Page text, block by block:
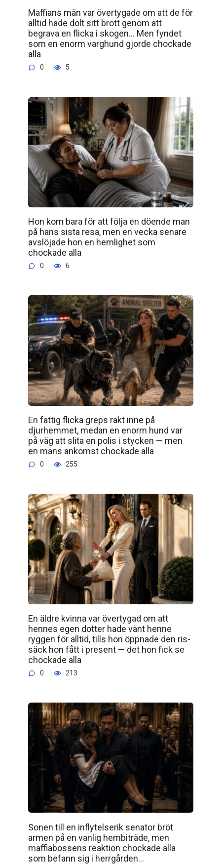
Maffians män var övertygade om att de för
alltid hade dolt sitt brott genom att
begrava en flicka i skogen… Men fyndet
som en enorm varghund gjorde chockade
alla
0 5
Hon kom bara för att följa en döende man
på hans sista resa, men en vecka senare
avslöjade hon en hemlighet som
chockade alla
0 6
En fattig flicka greps rakt inne på
djurhemmet, medan en enorm hund var
på väg att slita en polis i stycken — men
en mans ankomst chockade alla
0 255
En äldre kvinna var övertygad om att
hennes egen dotter hade vänt henne
ryggen för alltid, tills hon öppnade den ris­
säck hon fått i present — det hon fick se
chockade alla
0 213
Sonen till en inflytelserik senator bröt
armen på en vanlig hembiträde, men
maffiabossens reaktion chockade alla
som befann sig i herrgården…